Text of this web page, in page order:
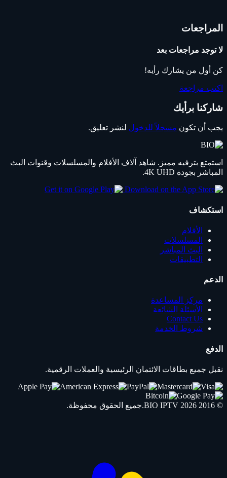
المراجعات
لا توجد مراجعات بعد
كن أول من يشارك رأيه!
اكتب مراجعة
شاركنا برأيك
يجب أن تكون مسجلاً للدخول لنشر تعليق.
استمتع بترفيه مميز. شاهد آلاف الأفلام والمسلسلات وقنوات البث
المباشر بجودة 4K UHD.
استكشاف
الأفلام
المسلسلات
البث المباشر
التطبيقات
الدعم
مركز المساعدة
الأسئلة الشائعة
Contact Us
شروط الخدمة
الدفع
نقبل جميع بطاقات الائتمان الرئيسية والعملات الرقمية.
© 2016 2026
BIO IPTV .جميع الحقوق محفوظة.